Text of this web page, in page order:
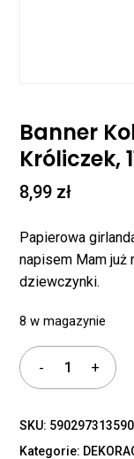
Banner
Króliczek,
8,99 zł
Papierowa
napisem Mam już
dziewczynki.
8 w magazynie
SKU:
Kategorie: